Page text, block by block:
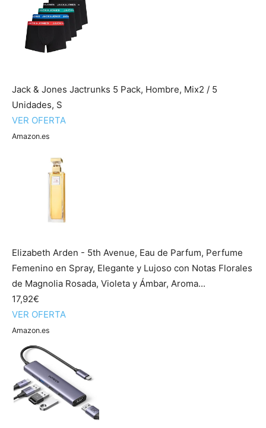
Jack & Jones Jactrunks 5 Pack, Hombre, Mix2 / 5
Unidades, S
VER OFERTA
Amazon.es
Elizabeth Arden - 5th Avenue, Eau de Parfum, Perfume
Femenino en Spray, Elegante y Lujoso con Notas Florales
de Magnolia Rosada, Violeta y Ámbar, Aroma...
17,92€
VER OFERTA
Amazon.es